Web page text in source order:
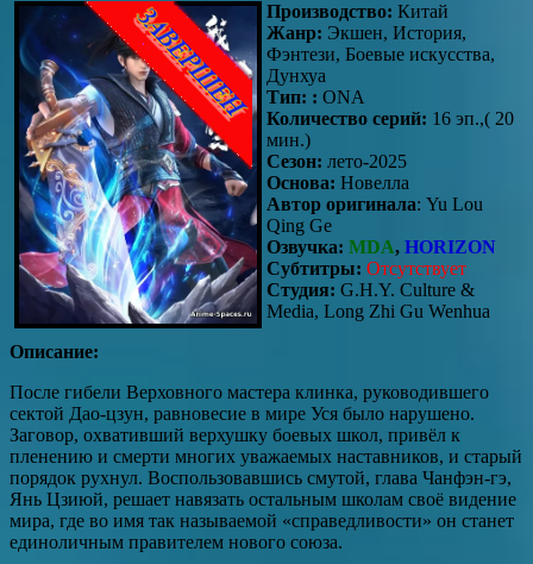
Производство: Китай
Жанр: Экшен, История,
Фэнтези, Боевые искусства,
Дунхуа
Тип: : ONA
Количество серий: 16 эп.,( 20
мин.)
Сезон: лето-2025
Основа: Новелла
Автор оригинала: Yu Lou
Qing Ge
Озвучка: MDA, HORIZON
Субтитры: Отсутствует
Студия: G.H.Y. Culture &
Media, Long Zhi Gu Wenhua
Описание:
После гибели Верховного мастера клинка, руководившего
сектой Дао-цзун, равновесие в мире Уся было нарушено.
Заговор, охвативший верхушку боевых школ, привёл к
пленению и смерти многих уважаемых наставников, и старый
порядок рухнул. Воспользовавшись смутой, глава Чанфэн-гэ,
Янь Цзиюй, решает навязать остальным школам своё видение
мира, где во имя так называемой «справедливости» он станет
единоличным правителем нового союза.